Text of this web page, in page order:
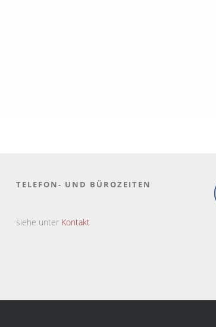
TELEFON- UND BÜROZEITEN
siehe unter Kontakt